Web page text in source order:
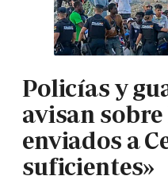
Policías y
avisan
enviados a
suficientes»